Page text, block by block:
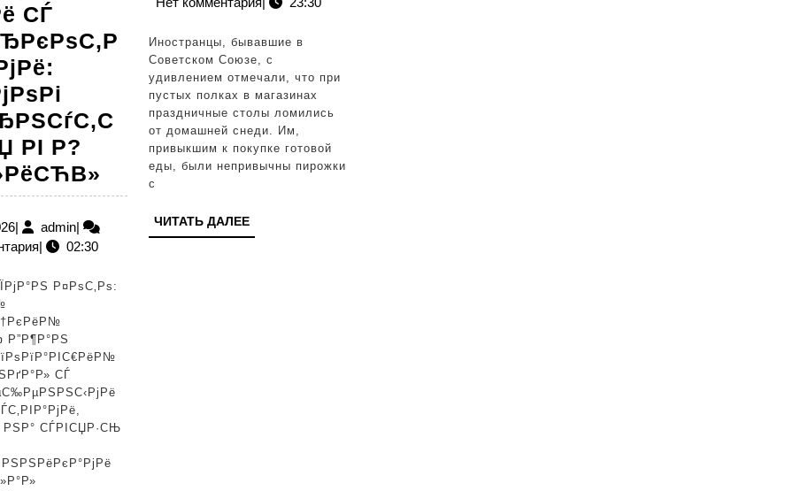
СЃ
РІ Р?
—
РІРµР·РґР°
СЃРµСЂРёР°Р»РѕРІ
вЂ”
Рѕ
СЃ
РЅР°СЂРєРѕС‚РёРєР°РјРё:
12.01.2026
| adminadmin
|
| 02:30
Р¤РѕС‚Рѕ:
Р”Р¶Р°РЅ
СЃ
РЅР° СЃРІСЏР·СЊ
Иностранцы, бывавшие в
Советском Союзе, с
удивлением отмечали, что при
пустых полках в магазинах
праздничные столы ломились
от домашней снеди. Им,
привыкшим к покупке готовой
еды, были непривычны пирожки
с
ЧИТАТЬ ДАЛЕЕЧИТАТЬ
ДАЛЕЕ